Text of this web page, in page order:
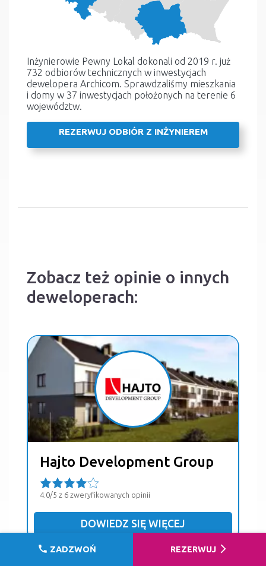
Inżynierowie Pewny Lokal dokonali od 2019 r. już
732 odbiorów technicznych w inwestycjach
dewelopera Archicom. Sprawdzaliśmy mieszkania
i domy w 37 inwestycjach położonych na terenie 6
województw.
REZERWUJ ODBIÓR Z INŻYNIEREM
Zobacz też opinie o innych
deweloperach:
Hajto Development Group
4.0/5 z 6 zweryfikowanych opinii
DOWIEDZ SIĘ WIĘCEJ
call ZADZWOŃ REZERWUJ arrow_forward_ios